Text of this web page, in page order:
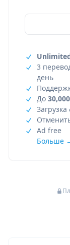
3
день
До 30,000
Ad free
Больше